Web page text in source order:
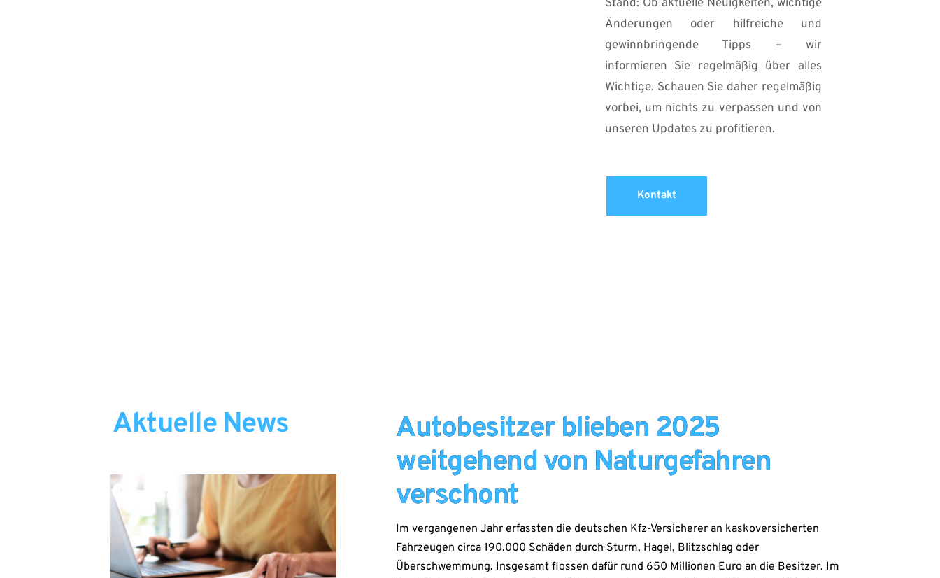
Stand: Ob aktuelle Neuigkeiten, wichtige
Änderungen oder hilfreiche und
gewinnbringende Tipps – wir
informieren Sie regelmäßig über alles
Wichtige. Schauen Sie daher regelmäßig
vorbei, um nichts zu verpassen und von
unseren Updates zu profitieren.
Kontakt
Aktuelle News
Autobesitzer blieben 2025
weitgehend von Naturgefahren
verschont
Im vergangenen Jahr erfassten die deutschen Kfz-Versicherer an kaskoversicherten
Fahrzeugen circa 190.000 Schäden durch Sturm, Hagel, Blitzschlag oder
Überschwemmung. Insgesamt flossen dafür rund 650 Millionen Euro an die Besitzer. Im